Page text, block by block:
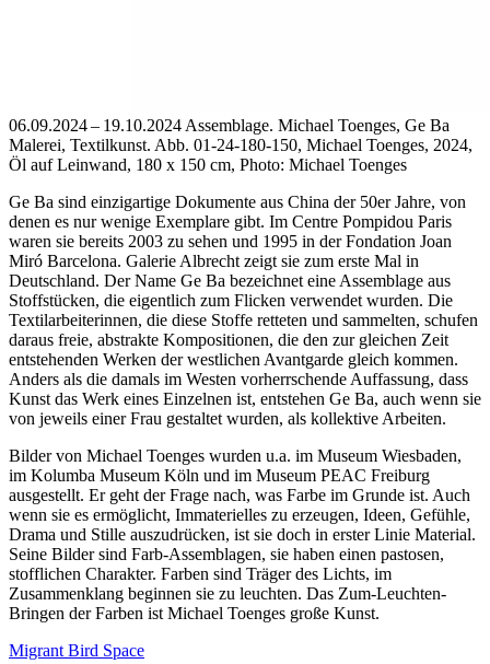
06.09.2024 – 19.10.2024 Assemblage. Michael Toenges, Ge Ba
Malerei, Textilkunst. Abb. 01-24-180-150, Michael Toenges, 2024,
Öl auf Leinwand, 180 x 150 cm, Photo: Michael Toenges
Ge Ba sind einzigartige Dokumente aus China der 50er Jahre, von
denen es nur wenige Exemplare gibt. Im Centre Pompidou Paris
waren sie bereits 2003 zu sehen und 1995 in der Fondation Joan
Miró Barcelona. Galerie Albrecht zeigt sie zum erste Mal in
Deutschland. Der Name Ge Ba bezeichnet eine Assemblage aus
Stoffstücken, die eigentlich zum Flicken verwendet wurden. Die
Textilarbeiterinnen, die diese Stoffe retteten und sammelten, schufen
daraus freie, abstrakte Kompositionen, die den zur gleichen Zeit
entstehenden Werken der westlichen Avantgarde gleich kommen.
Anders als die damals im Westen vorherrschende Auffassung, dass
Kunst das Werk eines Einzelnen ist, entstehen Ge Ba, auch wenn sie
von jeweils einer Frau gestaltet wurden, als kollektive Arbeiten.
Bilder von Michael Toenges wurden u.a. im Museum Wiesbaden,
im Kolumba Museum Köln und im Museum PEAC Freiburg
ausgestellt. Er geht der Frage nach, was Farbe im Grunde ist. Auch
wenn sie es ermöglicht, Immaterielles zu erzeugen, Ideen, Gefühle,
Drama und Stille auszudrücken, ist sie doch in erster Linie Material.
Seine Bilder sind Farb-Assemblagen, sie haben einen pastosen,
stofflichen Charakter. Farben sind Träger des Lichts, im
Zusammenklang beginnen sie zu leuchten. Das Zum-Leuchten-
Bringen der Farben ist Michael Toenges große Kunst.
Migrant Bird Space